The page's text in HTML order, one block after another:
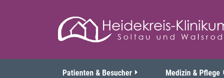
Patienten & Besucher Medizin & Pflege